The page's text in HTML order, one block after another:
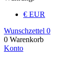
€ EUR
Wunschzettel 0
0 Warenkorb
Konto